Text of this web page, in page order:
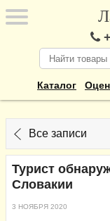
Каталог
Все записи
Турист
Словакии
3 НОЯБРЯ 2020